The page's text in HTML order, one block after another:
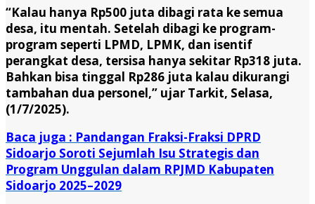
“Kalau hanya Rp500 juta dibagi rata ke semua
desa, itu mentah. Setelah dibagi ke program-
program seperti LPMD, LPMK, dan isentif
perangkat desa, tersisa hanya sekitar Rp318 juta.
Bahkan bisa tinggal Rp286 juta kalau dikurangi
tambahan dua personel,” ujar Tarkit, Selasa,
(1/7/2025).
Baca juga : Pandangan Fraksi-Fraksi DPRD
Sidoarjo Soroti Sejumlah Isu Strategis dan
Program Unggulan dalam RPJMD Kabupaten
Sidoarjo 2025–2029